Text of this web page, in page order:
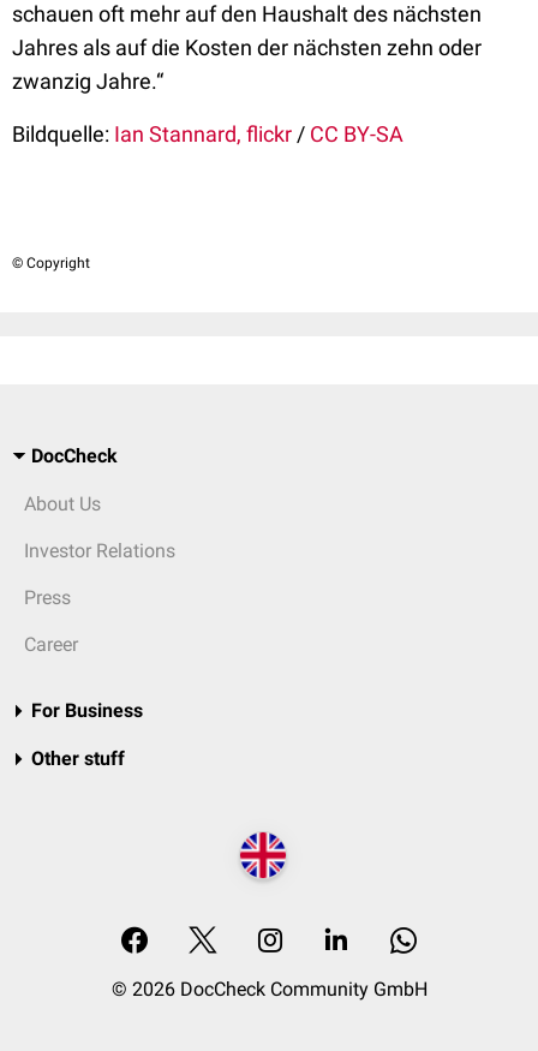
schauen oft mehr auf den Haushalt des nächsten
Jahres als auf die Kosten der nächsten zehn oder
zwanzig Jahre.“
Bildquelle: Ian Stannard, flickr / CC BY-SA
© Copyright
DocCheck
About Us
Investor Relations
Press
Career
For Business
Other stuff
© 2026 DocCheck Community GmbH